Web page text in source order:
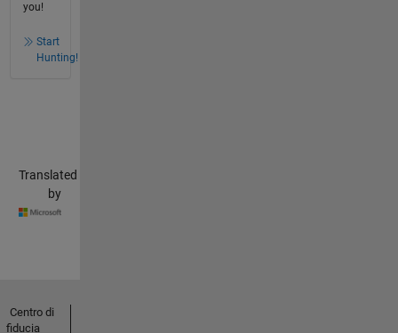
you!
Start
Hunting!
Translated
by
Centro di
fiducia